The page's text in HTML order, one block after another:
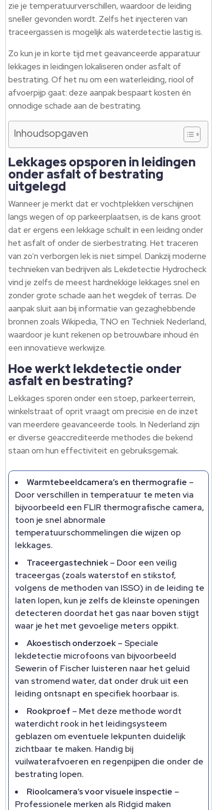
zie je temperatuurverschillen, waardoor de leiding
sneller gevonden wordt. Zelfs het injecteren van
traceergassen is mogelijk als waterdetectie lastig is.
Zo kun je in korte tijd met geavanceerde apparatuur
lekkages in leidingen lokaliseren onder asfalt of
bestrating. Of het nu om een waterleiding, riool of
afvoerpijp gaat: deze aanpak bespaart kosten én
onnodige schade aan de bestrating.
Inhoudsopgaven
Lekkages opsporen in leidingen
onder asfalt of bestrating
uitgelegd
Wanneer je merkt dat er vochtplekken verschijnen
langs wegen of op parkeerplaatsen, is de kans groot
dat er ergens een lekkage schuilt in een leiding onder
het asfalt of onder de sierbestrating. Het traceren
van zo’n verborgen lek is niet simpel. Dankzij moderne
technieken van bedrijven als Lekdetectie Hydrocheck
vind je zelfs de meest hardnekkige lekkages snel en
zonder grote schade aan het wegdek of terras. De
aanpak sluit aan bij informatie van gezaghebbende
bronnen zoals Wikipedia, TNO en Techniek Nederland,
waardoor je kunt rekenen op betrouwbare inhoud én
een innovatieve werkwijze.
Hoe werkt lekdetectie onder
asfalt en bestrating?
Lekkages sporen onder een stoep, parkeerterrein,
winkelstraat of oprit vraagt om precisie en de inzet
van meerdere geavanceerde tools. In Nederland zijn
er diverse geaccrediteerde methodes die bekend
staan om hun effectiviteit en gebruiksgemak.
Warmtebeeldcamera’s en thermografie –
Door verschillen in temperatuur te meten via
bijvoorbeeld een FLIR thermografische camera,
toon je snel abnormale
temperatuurschommelingen die wijzen op
lekkages.
Traceergastechniek– Door een veilig
traceergas (zoals waterstof en stikstof,
volgens de methoden van ISSO) in de leiding te
laten lopen, kun je zelfs de kleinste openingen
detecteren doordat het gas naar boven stijgt
waar je het met gevoelige meters oppikt.
Akoestisch onderzoek– Speciale
lekdetectie microfoons van bijvoorbeeld
Sewerin of Fischer luisteren naar het geluid
van stromend water, dat onder druk uit een
leiding ontsnapt en specifiek hoorbaar is.
Rookproef – Met deze methode wordt
waterdicht rook in het leidingsysteem
geblazen om eventuele lekpunten duidelijk
zichtbaar te maken. Handig bij
vuilwaterafvoeren en regenpijpen die onder de
bestrating lopen.
Rioolcamera’s voor visuele inspectie –
Professionele merken als Ridgid maken